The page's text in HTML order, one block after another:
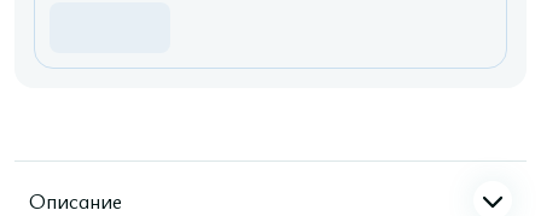
Описание